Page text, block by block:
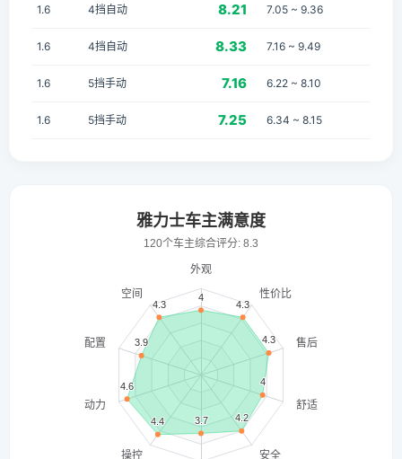
1.6 4挡自动 8.21 7.05 ~ 9.36
1.6 4挡自动 8.33 7.16 ~ 9.49
1.6 5挡手动 7.16 6.22 ~ 8.10
1.6 5挡手动 7.25 6.34 ~ 8.15